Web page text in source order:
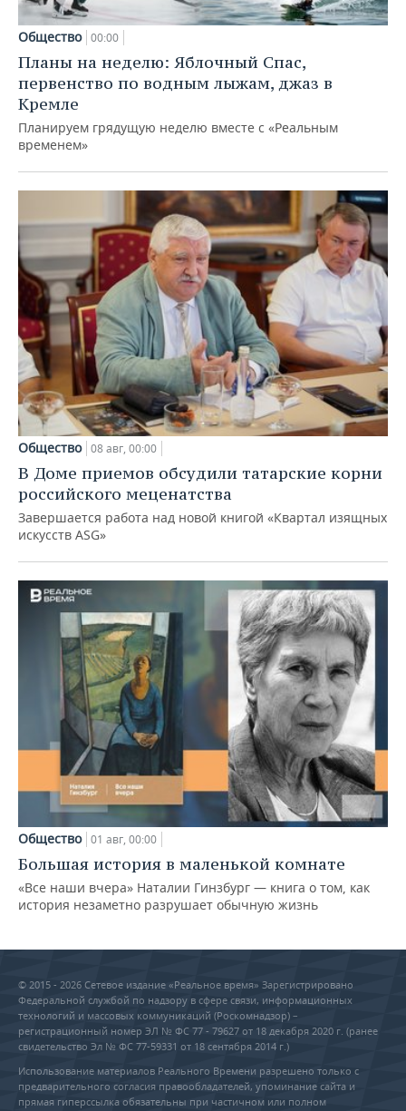
Общество 00:00
Планы на неделю: Яблочный Спас,
первенство по водным лыжам, джаз в
Кремле
Планируем грядущую неделю вместе с «Реальным
временем»
Общество 08 авг, 00:00
В Доме приемов обсудили татарские корни
российского меценатства
Завершается работа над новой книгой «Квартал изящных
искусств ASG»
Общество 01 авг, 00:00
Большая история в маленькой комнате
«Все наши вчера» Наталии Гинзбург — книга о том, как
история незаметно разрушает обычную жизнь
© 2015 - 2026 Сетевое издание «Реальное время» Зарегистрировано
Федеральной службой по надзору в сфере связи, информационных
технологий и массовых коммуникаций (Роскомнадзор) –
регистрационный номер ЭЛ № ФС 77 - 79627 от 18 декабря 2020 г. (ранее
свидетельство Эл № ФС 77-59331 от 18 сентября 2014 г.)
Использование материалов Реального Времени разрешено только с
предварительного согласия правообладателей, упоминание сайта и
прямая гиперссылка обязательны при частичном или полном